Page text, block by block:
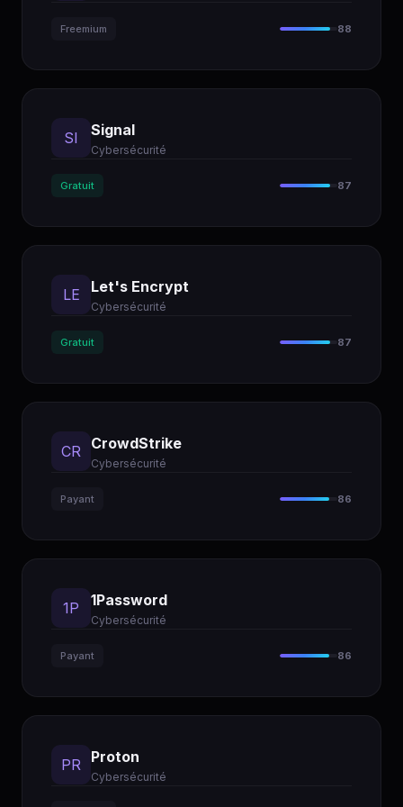
Freemium 88
SI Signal
Cybersécurité
Gratuit 87
LE Let's Encrypt
Cybersécurité
Gratuit 87
CR CrowdStrike
Cybersécurité
Payant 86
1P 1Password
Cybersécurité
Payant 86
PR Proton
Cybersécurité